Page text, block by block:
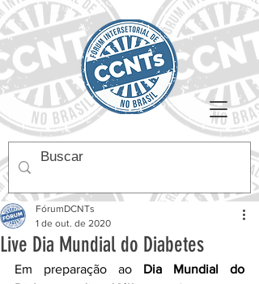
Live Dia Mundial do Diabetes
FórumDCNTs
1 de out. de 2020
Em preparação ao Dia Mundial do